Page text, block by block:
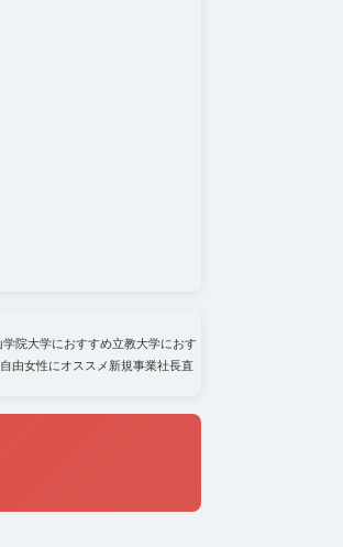
学院大学におすすめ立教大学におす
由女性にオススメ新規事業社長直